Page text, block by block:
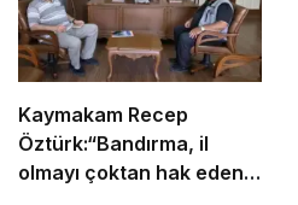
Kaymakam Recep
Öztürk:“Bandırma, il
olmayı çoktan hak eden